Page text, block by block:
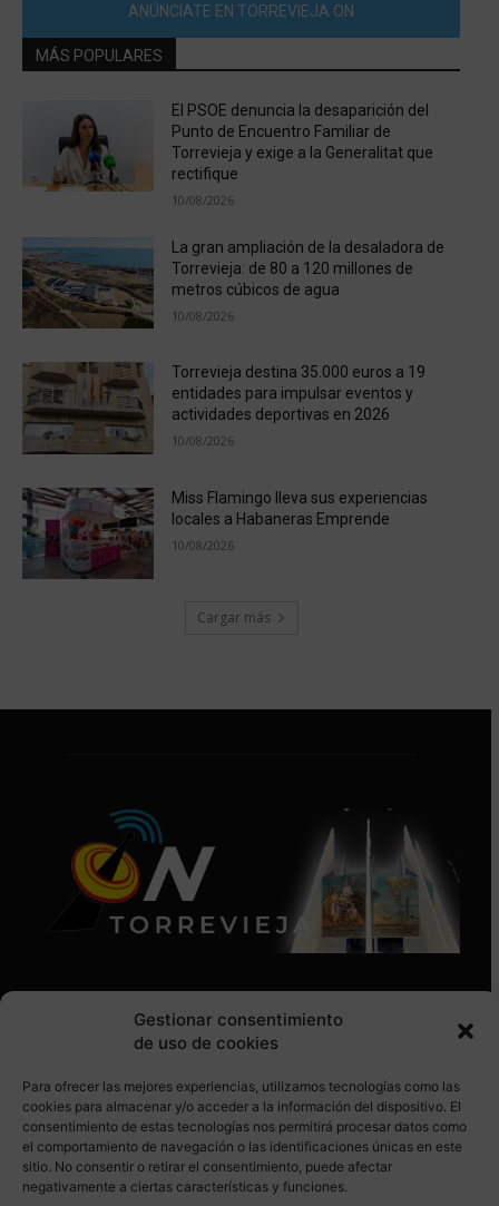
Gestionar consentimiento
de uso de cookies
Para ofrecer las mejores experiencias, utilizamos tecnologías como las
cookies para almacenar y/o acceder a la información del dispositivo. El
consentimiento de estas tecnologías nos permitirá procesar datos como
el comportamiento de navegación o las identificaciones únicas en este
sitio. No consentir o retirar el consentimiento, puede afectar
negativamente a ciertas características y funciones.
ANÚNCIATE EN TORREVIEJA ON
MÁS POPULARES
El PSOE denuncia la desaparición del
Punto de Encuentro Familiar de
Torrevieja y exige a la Generalitat que
rectifique
10/08/2026
La gran ampliación de la desaladora de
Torrevieja: de 80 a 120 millones de
metros cúbicos de agua
10/08/2026
Torrevieja destina 35.000 euros a 19
entidades para impulsar eventos y
actividades deportivas en 2026
10/08/2026
Miss Flamingo lleva sus experiencias
locales a Habaneras Emprende
10/08/2026
Cargar más
SÍGUENOS EN REDES SOCIALES